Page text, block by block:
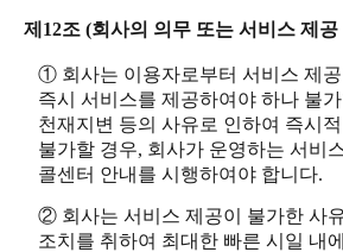
제12조 (회사의 의무 또는 서비스 제공
① 회사는 이용자로부터 서비스 제
즉시 서비스를 제공하여야 하나 불
천재지변 등의 사유로 인하여 즉시적
불가할 경우, 회사가 운영하는 서비
콜센터 안내를 시행하여야 합니다.
② 회사는 서비스 제공이 불가한 사
조치를 취하여 최대한 빠른 시일 내